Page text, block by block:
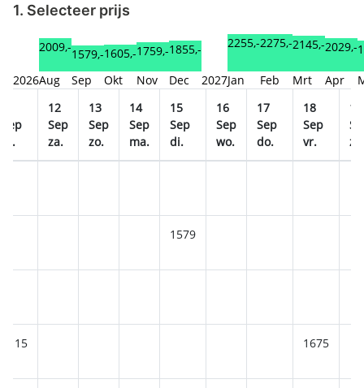
1. Selecteer prijs
2026
2009,-
Aug
1579,-
Sep
1605,-
Okt
1759,-
Nov
1855,-
Dec
2027
2255,-
Jan
2275,-
Feb
2145,-
Mrt
2029,-
Apr
Sep
vr.
12
Sep
za.
13
Sep
zo.
14
Sep
ma.
15
Sep
di.
16
Sep
wo.
17
Sep
do.
18
Sep
vr.
19
za.
1579
2115 1675